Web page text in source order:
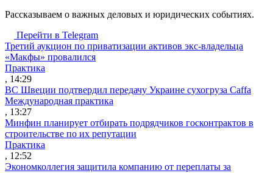
Рассказываем о важных деловых и юридических событиях.
Перейти в Telegram
Третий аукцион по приватизации активов экс-владельца
«Макфы» провалился
Практика
, 14:29
ВС Швеции подтвердил передачу Украине сухогруза Caffa
Международная практика
, 13:27
Минфин планирует отбирать подрядчиков госконтрактов в
строительстве по их репутации
Практика
, 12:52
Экономколлегия защитила компанию от переплаты за